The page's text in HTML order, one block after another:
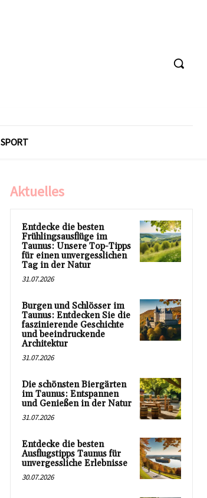
SPORT
Aktuelles
Entdecke die besten
Frühlingsausflüge im
Taunus: Unsere Top-Tipps
für einen unvergesslichen
Tag in der Natur
31.07.2026
Burgen und Schlösser im
Taunus: Entdecken Sie die
faszinierende Geschichte
und beeindruckende
Architektur
31.07.2026
Die schönsten Biergärten
im Taunus: Entspannen
und Genießen in der Natur
31.07.2026
Entdecke die besten
Ausflugstipps Taunus für
unvergessliche Erlebnisse
30.07.2026